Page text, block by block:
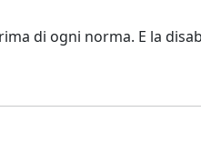
di ogni norma. E la